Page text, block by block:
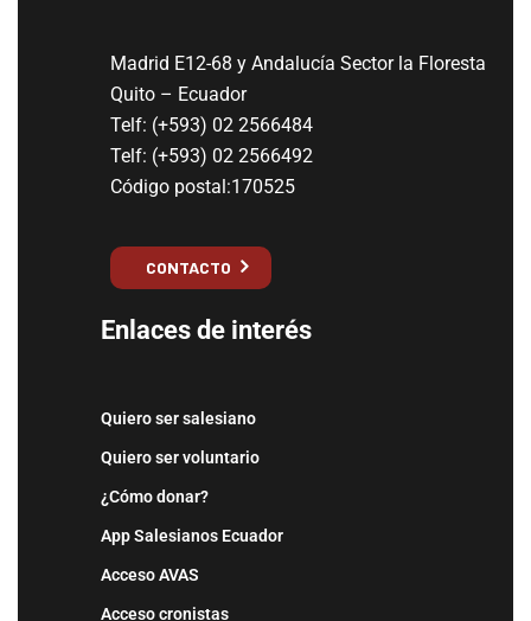
Madrid E12-68 y Andalucía Sector la Floresta
Quito – Ecuador
Telf: (+593) 02 2566484
Telf: (+593) 02 2566492
Código postal:170525
CONTACTO
Enlaces de interés
Quiero ser salesiano
Quiero ser voluntario
¿Cómo donar?
App Salesianos Ecuador
Acceso AVAS
Acceso cronistas